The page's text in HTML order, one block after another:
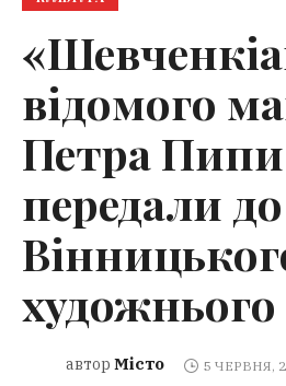
відомого
Петра Пипи
передали до
автор Місто 5 ЧЕРВНЯ,